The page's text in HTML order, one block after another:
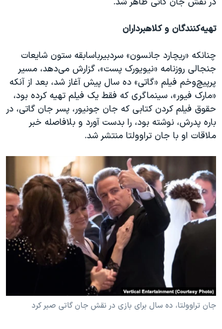
تهیه‌کنندگان و کلاهبرداران
چنانکه «ریچارد جانسون» سردبیرباسابقه ستون شایعات
جنجالی روزنامه «نیویورک پست»، گزارش می‌دهد، مسیر
پرپیچ‌وخم فیلم «گاتی» ده سال پیش آغاز شد، بعد از آنکه
«مارک فیور»، سینماگری که فقط یک فیلم تهیه کرده بود،
حقوق فیلم کردن کتابی که جان جونیور، پسر جان گاتی، در
باره پدرش، نوشته بود، را بدست آورد و بلافاصله خبر
ملاقات او با جان تراوولتا منتشر شد.
جان تراوولتا، ده سال برای بازی در نقش جان گاتی صبر کرد